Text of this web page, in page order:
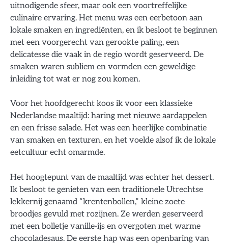
uitnodigende sfeer, maar ook een voortreffelijke
culinaire ervaring. Het menu was een eerbetoon aan
lokale smaken en ingrediënten, en ik besloot te beginnen
met een voorgerecht van gerookte paling, een
delicatesse die vaak in de regio wordt geserveerd. De
smaken waren subliem en vormden een geweldige
inleiding tot wat er nog zou komen.
Voor het hoofdgerecht koos ik voor een klassieke
Nederlandse maaltijd: haring met nieuwe aardappelen
en een frisse salade. Het was een heerlijke combinatie
van smaken en texturen, en het voelde alsof ik de lokale
eetcultuur echt omarmde.
Het hoogtepunt van de maaltijd was echter het dessert.
Ik besloot te genieten van een traditionele Utrechtse
lekkernij genaamd “krentenbollen,” kleine zoete
broodjes gevuld met rozijnen. Ze werden geserveerd
met een bolletje vanille-ijs en overgoten met warme
chocoladesaus. De eerste hap was een openbaring van